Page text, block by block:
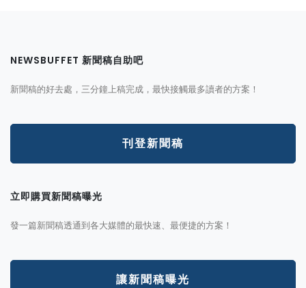
NEWSBUFFET 新聞稿自助吧
新聞稿的好去處，三分鐘上稿完成，最快接觸最多讀者的方案！
刊登新聞稿
立即購買新聞稿曝光
發一篇新聞稿透通到各大媒體的最快速、最便捷的方案！
讓新聞稿曝光